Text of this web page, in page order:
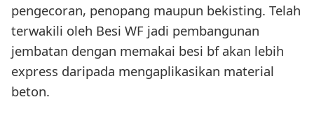
pengecoran, penopang maupun bekisting. Telah
terwakili oleh Besi WF jadi pembangunan
jembatan dengan memakai besi bf akan lebih
express daripada mengaplikasikan material
beton.